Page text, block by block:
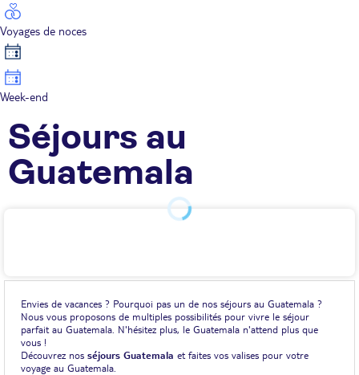
Voyages de noces
Week-end
Séjours au
Guatemala
Envies de vacances ? Pourquoi pas un de nos séjours au Guatemala ?
Nous vous proposons de multiples possibilités pour vivre le séjour
parfait au Guatemala. N'hésitez plus, le Guatemala n'attend plus que
vous !
Découvrez nos séjours Guatemala et faites vos valises pour votre
voyage au Guatemala.